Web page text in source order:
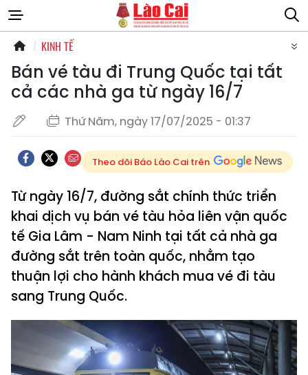
KINH TẾ
Bán vé tàu đi Trung Quốc tại tất
cả các nhà ga từ ngày 16/7
Thứ Năm, ngày 17/07/2025 - 01:37
Theo dõi Báo Lào Cai trên
Từ ngày 16/7, đường sắt chính thức triển
khai dịch vụ bán vé tàu hỏa liên vận quốc
tế Gia Lâm - Nam Ninh tại tất cả nhà ga
đường sắt trên toàn quốc, nhằm tạo
thuận lợi cho hành khách mua vé đi tàu
sang Trung Quốc.